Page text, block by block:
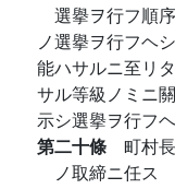
選擧ヲ行フ順
ノ選擧ヲ行フヘ
能ハサルニ至リ
サル等級ノミニ
示シ選擧ヲ行フ
第二十條 町村
ノ取締ニ任ス